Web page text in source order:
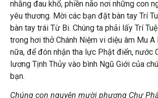
nhằng đau khổ, phiền não nơi những con
yêu thương. Mời các bạn đặt bàn tay Trí
bàn tay trái Từ Bi. Chúng ta phải lấy Trí
trong hơi thở Chánh Niệm vi diệu âm Mu A
nữa, để đón nhận tha lực Phật điển, nước
lương Tịnh Thủy vào bình Ngũ Giới của
bạn.
Chúng con nguyện mười phương Chư